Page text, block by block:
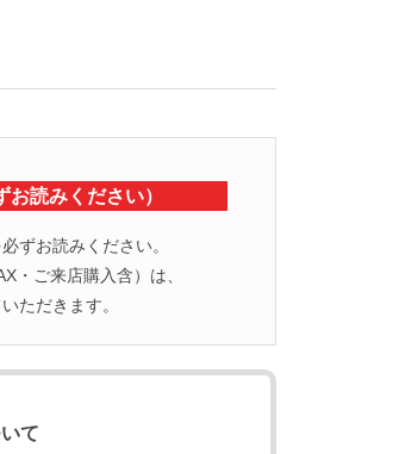
読みください）
ずお読みください。
・ご来店購入含）は、
ただきます。
て